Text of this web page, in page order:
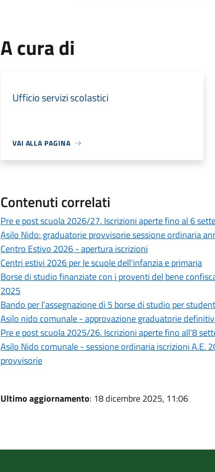
A cura di
Ufficio servizi scolastici
VAI ALLA PAGINA
Contenuti correlati
Pre e post scuola 2026/27. Iscrizioni aperte fino al 6
Asilo Nido: graduatorie provvisorie sessione ordinaria
Centro Estivo 2026 - apertura iscrizioni
Centri estivi 2026 per le scuole dell'infanzia e primaria
Borse di studio finanziate con i proventi del bene
2025
Bando per l’assegnazione di 5 borse di studio per
Asilo nido comunale - approvazione graduatorie
Pre e post scuola 2025/26. Iscrizioni aperte fino all'8
Asilo Nido comunale - sessione ordinaria iscrizioni A.E.
provvisorie
Ultimo aggiornamento: 18 dicembre 2025, 11:06